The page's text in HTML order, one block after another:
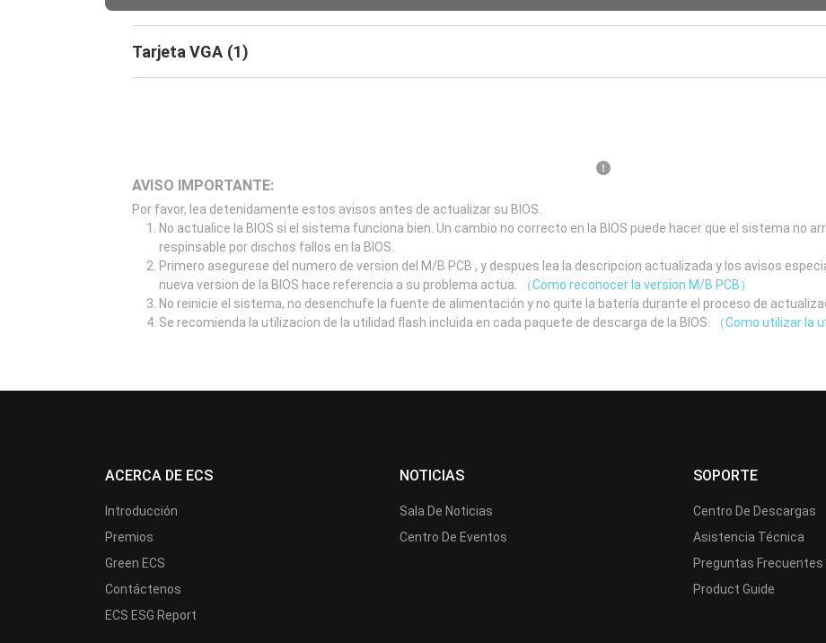
Tarjeta VGA (1)
AVISO IMPORTANTE:
Por favor, lea detenidamente estos avisos antes de actualizar su BIOS.
No actualice la BIOS si el sistema funciona bien. Un cambio no correcto en la BIOS puede hacer que el sistema no
respinsable por dischos fallos en la BIOS.
Primero asegurese del numero de version del M/B PCB , y despues lea la descripcion actualizada y los avisos
nueva version de la BIOS hace referencia a su problema actua.
（Como reconocer la version M/B PCB）
No reinicie el sistema, no desenchufe la fuente de alimentación y no quite la batería durante el proceso de
Se recomienda la utilizacion de la utilidad flash incluida en cada paquete de descarga de la BIOS.
（Como utilizar la
ACERCA DE ECS
Introducción
Premios
Green ECS
Contáctenos
ECS ESG Report
NOTICIAS
Sala De Noticias
Centro De Eventos
SOPORTE
Centro De Descargas
Asistencia Técnica
Preguntas Frecuentes
Product Guide